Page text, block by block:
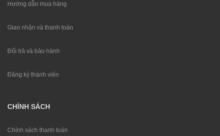
Hướng dẫn mua hàng
Giao nhận và thanh toán
Đổi trả và bảo hành
Đăng ký thành viên
CHÍNH SÁCH
Chính sách thanh toán